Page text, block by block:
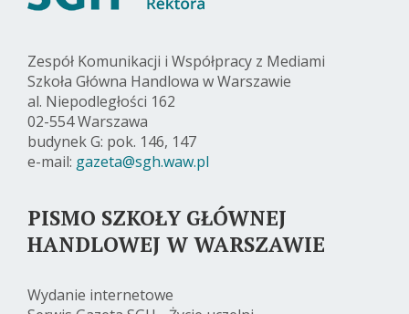
Zespół Komunikacji i Współpracy z Mediami
Szkoła Główna Handlowa w Warszawie
al. Niepodległości 162
02-554 Warszawa
budynek G: pok. 146, 147
e-mail: gazeta@sgh.waw.pl
PISMO SZKOŁY GŁÓWNEJ
HANDLOWEJ W WARSZAWIE
Wydanie internetowe